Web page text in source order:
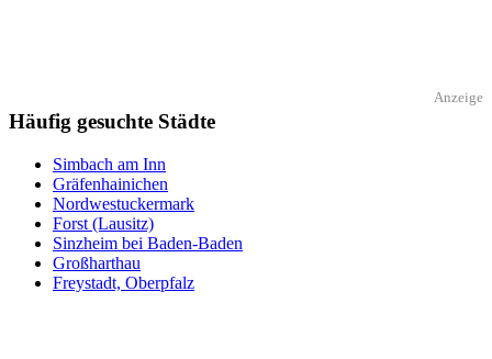
Anzeige
Häufig gesuchte Städte
Simbach am Inn
Gräfenhainichen
Nordwestuckermark
Forst (Lausitz)
Sinzheim bei Baden-Baden
Großharthau
Freystadt, Oberpfalz